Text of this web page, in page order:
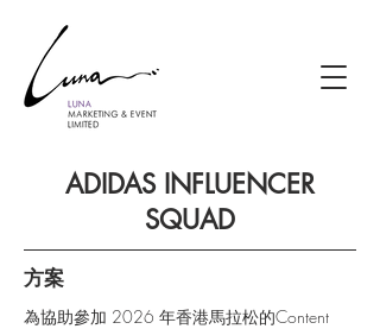
ADIDAS INFLUENCER
SQUAD
方案
為協助參加 2026 年香港馬拉松的Content